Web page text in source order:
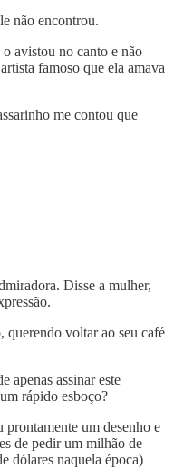
não encontrou.
avistou no canto e não
famoso que ela amava
me contou que
Disse a mulher,
voltar ao seu café
apenas assinar este
rápido esboço?
prontamente um desenho e
de pedir um milhão de
dólares naquela época)